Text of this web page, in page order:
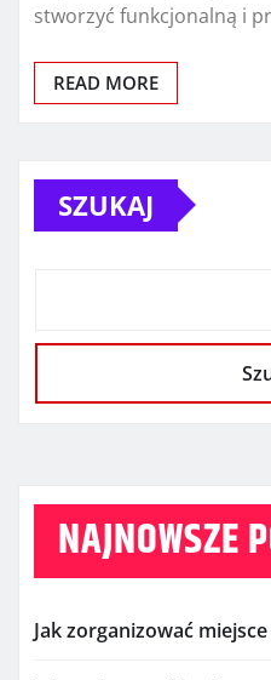
stworzyć funkcjonalną i
READ MORE
SZUKAJ
NAJNOWSZE
Jak zorganizować